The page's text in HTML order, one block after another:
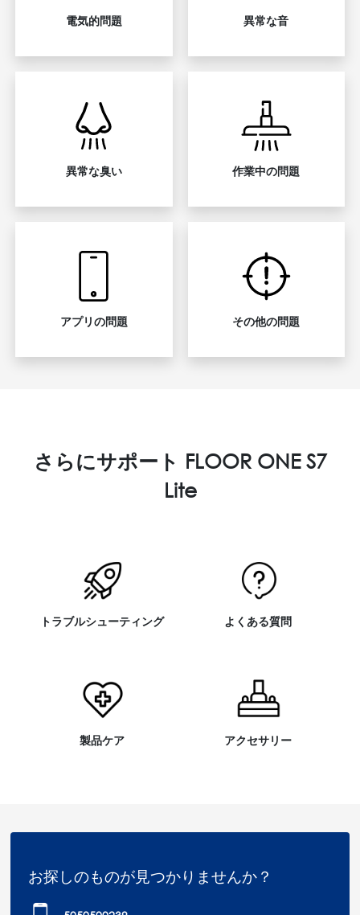
電気的問題 異常な音
異常な臭い 作業中の問題
アプリの問題 その他の問題
さらにサポート FLOOR ONE S7
Lite
トラブルシューティング よくある質問
製品ケア アクセサリー
お探しのものが見つかりませんか？